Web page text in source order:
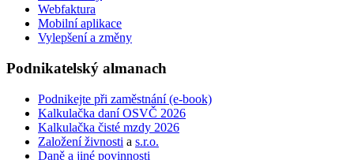
Webfaktura
Mobilní aplikace
Vylepšení a změny
Podnikatelský almanach
Podnikejte při zaměstnání (e-book)
Kalkulačka daní OSVČ 2026
Kalkulačka čisté mzdy 2026
Založení živnosti a s.r.o.
Daně a jiné povinnosti